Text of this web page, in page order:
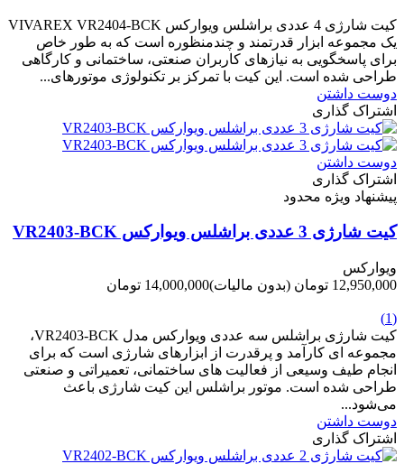
کیت شارژی 4 عددی براشلس ویوارکس VIVAREX VR2404-BCK
یک مجموعه ابزار قدرتمند و چندمنظوره است که به طور خاص
برای پاسخگویی به نیازهای کاربران صنعتی، ساختمانی و کارگاهی
طراحی شده است. این کیت با تمرکز بر تکنولوژی موتورهای...
دوست داشتن
اشتراک گذاری
دوست داشتن
اشتراک گذاری
پیشنهاد ویژه محدود
کیت شارژی 3 عددی براشلس ویوارکس VR2403-BCK
ویوارکس
12,950,000 تومان
(بدون مالیات)14,000,000 تومان
(1)
کیت شارژی براشلس سه عددی ویوارکس مدل VR2403-BCK،
مجموعه ای کارآمد و پرقدرت از ابزارهای شارژی است که برای
انجام طیف وسیعی از فعالیت های ساختمانی، تعمیراتی و صنعتی
طراحی شده است. موتور براشلس این کیت شارژی باعث
می‌شود...
دوست داشتن
اشتراک گذاری